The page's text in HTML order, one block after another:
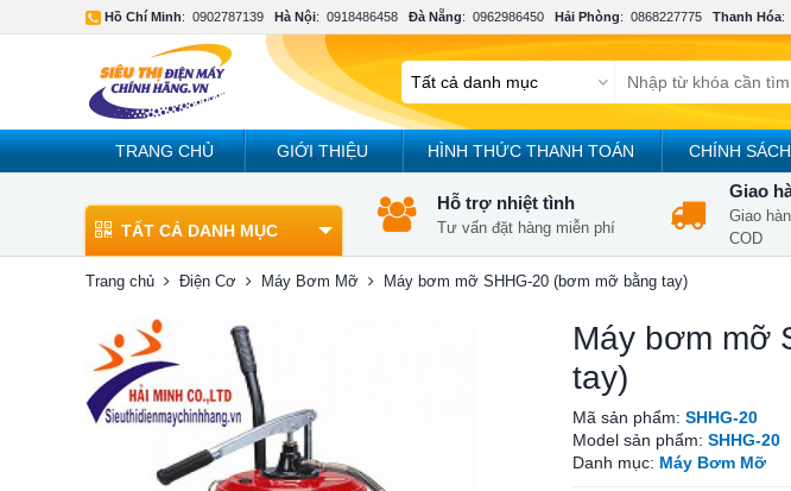
Hồ Chí Minh: 0902787139 Hà Nội: 0918486458 Đà Nẵng: 0962986450 Hải Phòng: 0868227775 Thanh Hóa:
TRANG CHỦ GIỚI THIỆU HÌNH THỨC THANH TOÁN CHÍNH SÁCH
TẤT CẢ DANH MỤC
Hỗ trợ nhiệt tình
Tư vấn đặt hàng miễn phí
Giao
Giao
COD
Trang chủ Điện Cơ Máy Bơm Mỡ Máy bơm mỡ SHHG-20 (bơm mỡ bằng tay)
Máy bơm mỡ
tay)
Mã sản phẩm: SHHG-20
Model sản phẩm: SHHG-20
Danh mục: Máy Bơm Mỡ